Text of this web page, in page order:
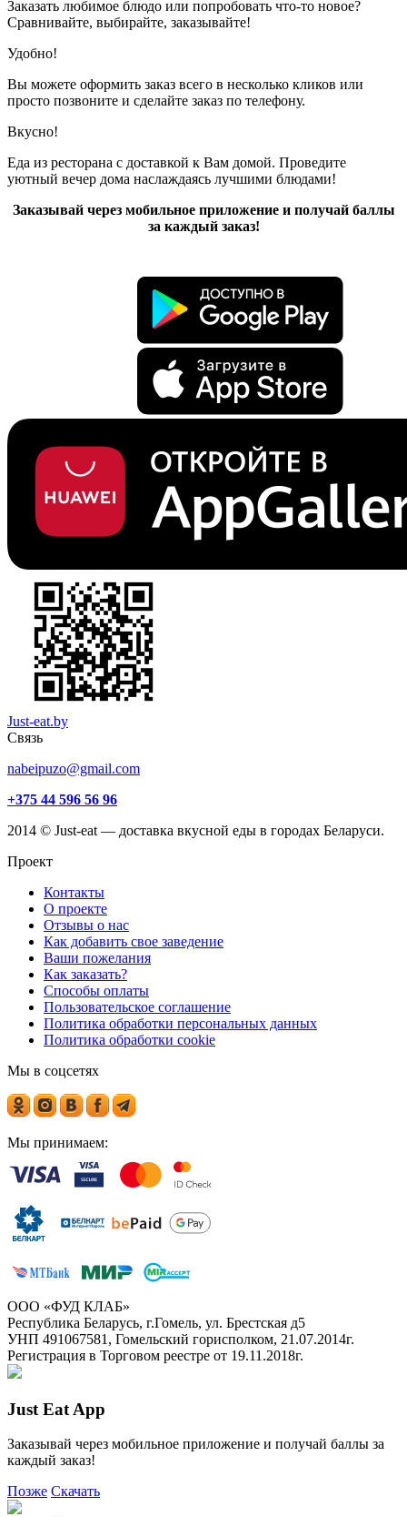
Заказать любимое блюдо или попробовать что-то новое?
Сравнивайте, выбирайте, заказывайте!
Удобно!
Вы можете оформить заказ всего в несколько кликов или
просто позвоните и сделайте заказ по телефону.
Вкусно!
Еда из ресторана с доставкой к Вам домой. Проведите
уютный вечер дома наслаждаясь лучшими блюдами!
Заказывай через мобильное приложение и получай баллы
за каждый заказ!
Just-eat.by
Связь
nabeipuzo@gmail.com
+375 44 596 56 96
2014 © Just-eat — доставка вкусной еды в городах Беларуси.
Проект
Контакты
О проекте
Отзывы о нас
Как добавить свое заведение
Ваши пожелания
Как заказать?
Способы оплаты
Пользовательское соглашение
Политика обработки персональных данных
Политика обработки cookie
Мы в соцсетях
Мы принимаем:
ООО «ФУД КЛАБ»
Республика Беларусь, г.Гомель, ул. Брестская д5
УНП 491067581, Гомельский горисполком, 21.07.2014г.
Регистрация в Торговом реестре от 19.11.2018г.
Just Eat App
Заказывай через мобильное приложение и получай баллы за
каждый заказ!
Позже Скачать